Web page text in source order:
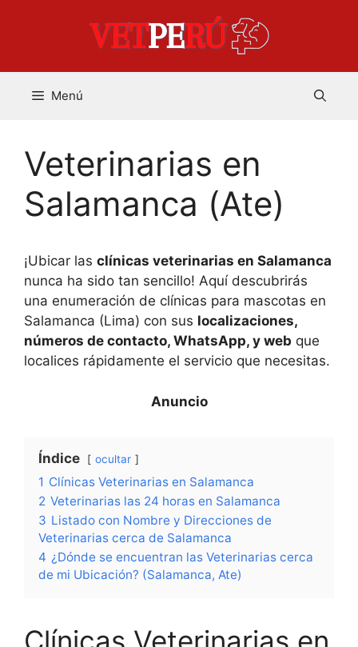
Menú
Veterinarias en
Salamanca (Ate)
¡Ubicar las clínicas veterinarias en Salamanca
nunca ha sido tan sencillo! Aquí descubrirás
una enumeración de clínicas para mascotas en
Salamanca (Lima) con sus localizaciones,
números de contacto, WhatsApp, y web que
localices rápidamente el servicio que necesitas.
Índice ocultar
1 Clínicas Veterinarias en Salamanca
2 Veterinarias las 24 horas en Salamanca
3 Listado con Nombre y Direcciones de
Veterinarias cerca de Salamanca
4 ¿Dónde se encuentran las Veterinarias cerca
de mi Ubicación? (Salamanca, Ate)
Clínicas Veterinarias en